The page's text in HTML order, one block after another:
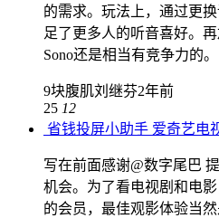
的需求。玩法上，通过更
足了更多人的听音喜好。
Sono还是相当有竞争力的。
9块腹肌刘继芬2年前
25 12
省钱投屏小助手 爱奇艺电
写在前面感谢@数字尾巴
机会。为了看电视剧和电
的会员，最佳观影体验当